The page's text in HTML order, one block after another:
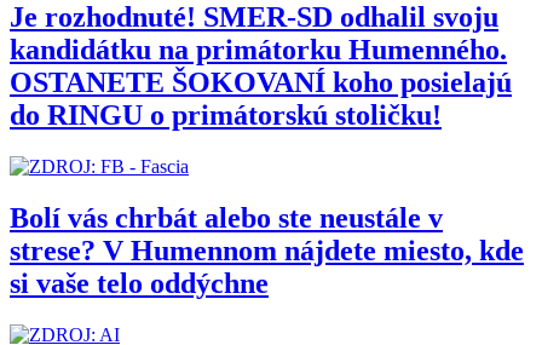
Je rozhodnuté! SMER-SD odhalil svoju
kandidátku na primátorku Humenného.
OSTANETE ŠOKOVANÍ koho posielajú
do RINGU o primátorskú stoličku!
Bolí vás chrbát alebo ste neustále v
strese? V Humennom nájdete miesto, kde
si vaše telo oddýchne